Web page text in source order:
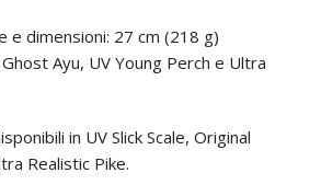
e dimensioni: 27 cm (218 g)
Ayu, UV Young Perch e Ultra
in UV Slick Scale, Original
Realistic Pike.